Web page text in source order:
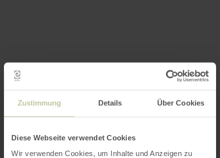
Zustimmung Details Über Cookies
Diese Webseite verwendet Cookies
Wir verwenden Cookies, um Inhalte und Anzeigen zu